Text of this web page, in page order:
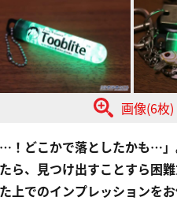
画像(6枚)
…！どこかで落としたかも…
ら、見つけ出すことすら困
上でのインプレッションをお